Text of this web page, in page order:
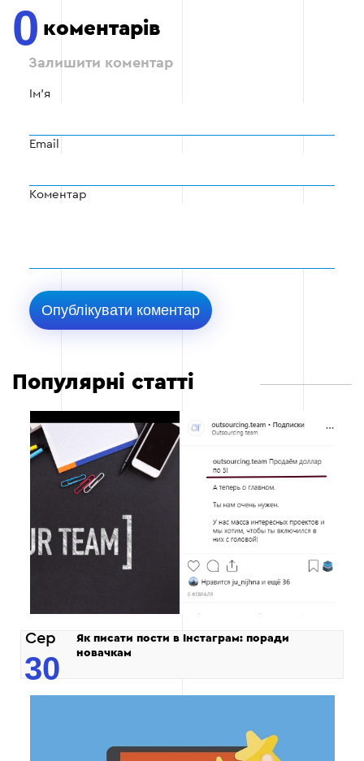
0 коментарів
Залишити коментар
Ім'я
Email
Коментар
Популярні статті
Сер
30
Як писати пости в Інстаграм: поради
новачкам